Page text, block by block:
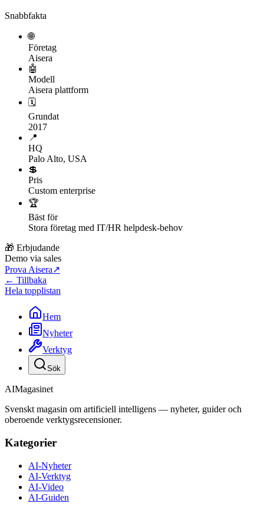
Snabbfakta
🌐
Företag
Aisera
🤖
Modell
Aisera plattform
🗓
Grundat
2017
📍
HQ
Palo Alto, USA
💲
Pris
Custom enterprise
🏆
Bäst för
Stora företag med IT/HR helpdesk-behov
🎁 Erbjudande
Demo via sales
Prova Aisera↗
← Tillbaka
Hela topplistan
Hem
Nyheter
Verktyg
Sök
AIMagasinet
Svenskt magasin om artificiell intelligens — nyheter, guider och
oberoende verktygsrecensioner.
Kategorier
AI-Nyheter
AI-Verktyg
AI-Video
AI-Guiden